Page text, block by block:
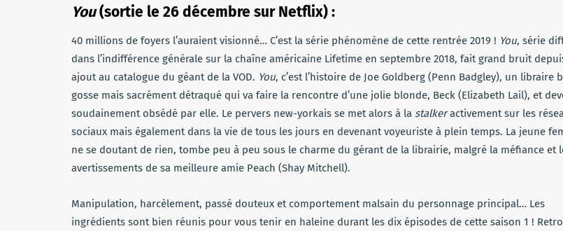
You(sortie le 26 décembre sur Netflix) :
40 millions de foyers l’auraient visionné… C’est la série phénomène de cette rentrée 2019 ! You, série
dans l’indifférence générale sur la chaîne américaine Lifetime en septembre 2018, fait grand bruit
ajout au catalogue du géant de la VOD. You, c’est l’histoire de Joe Goldberg (Penn Badgley), un libraire
gosse mais sacrément détraqué qui va faire la rencontre d’une jolie blonde, Beck (Elizabeth Lail), et
soudainement obsédé par elle. Le pervers new-yorkais se met alors à la stalkeractivement sur les
sociaux mais également dans la vie de tous les jours en devenant voyeuriste à plein temps. La jeune
ne se doutant de rien, tombe peu à peu sous le charme du gérant de la librairie, malgré la méfiance et
avertissements de sa meilleure amie Peach (Shay Mitchell).
Manipulation, harcèlement, passé douteux et comportement malsain du personnage principal… Les
ingrédients sont bien réunis pour vous tenir en haleine durant les dix épisodes de cette saison 1 !